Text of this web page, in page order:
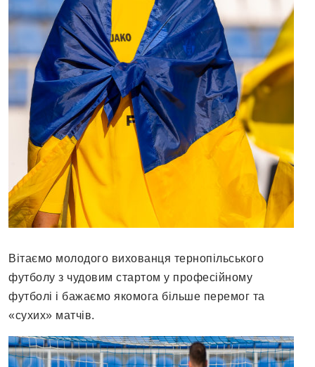
Вітаємо молодого вихованця тернопільського
футболу з чудовим стартом у професійному
футболі і бажаємо якомога більше перемог та
«сухих» матчів.